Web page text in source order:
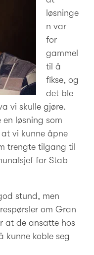
løsninge
n var
for
gammel
til å
fikse, og
det ble
vi skulle gjøre.
løsning som
vi kunne åpne
trengte tilgang til
for Stab
stund, men
om Gran
at de ansatte hos
kunne koble seg